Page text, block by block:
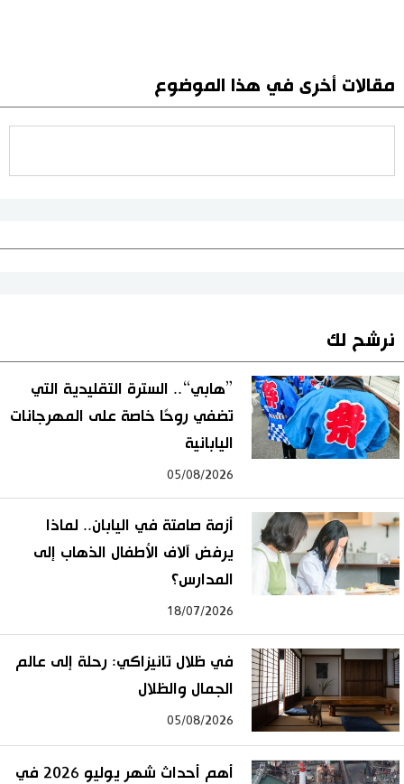
مقالات أخرى في هذا الموضوع
نرشح لك
”هابي“.. السترة التقليدية التي
تضفي روحًا خاصة على المهرجانات
اليابانية
05/08/2026
أزمة صامتة في اليابان.. لماذا
يرفض آلاف الأطفال الذهاب إلى
المدارس؟
18/07/2026
في ظلال تانيزاكي: رحلة إلى عالم
الجمال والظلال
05/08/2026
أهم أحداث شهر يوليو 2026 في